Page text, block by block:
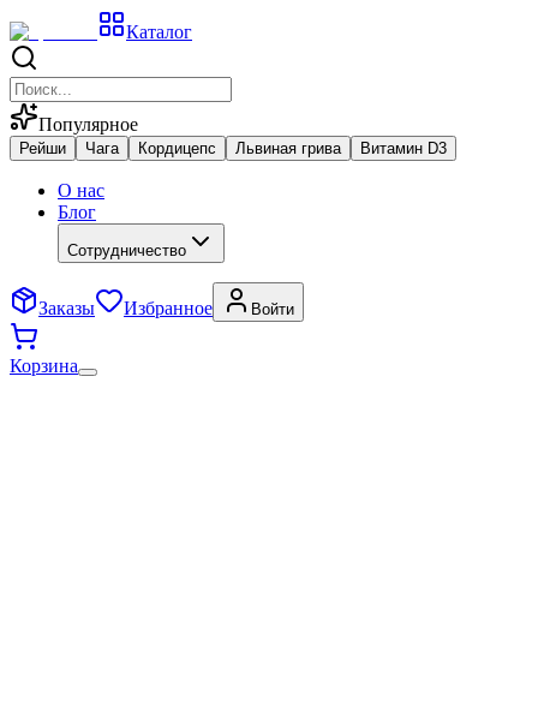
Каталог
Популярное
Рейши Чага Кордицепс Львиная грива Витамин D3
О нас
Блог
Сотрудничество
Заказы Избранное Войти
Корзина